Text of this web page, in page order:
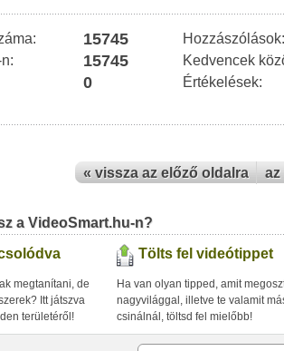
15745 Hozzászólások:
15745 Kedvencek
0 Értékelések:
« vissza az előző oldalra az
a VideoSmart.hu-n?
megtanítani, de
Itt játszva
területéről!
Tölts fel videótippet
Ha van olyan tipped, amit
nagyvilággal, illetve te valamit
csinálnál, töltsd fel mielőbb!